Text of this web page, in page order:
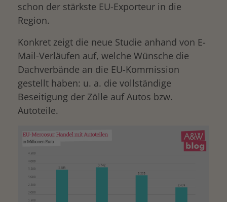
schon der stärkste EU-Exporteur in die
Region.
Konkret zeigt die neue Studie anhand von E-
Mail-Verläufen auf, welche Wünsche die
Dachverbände an die EU-Kommission
gestellt haben: u. a. die vollständige
Beseitigung der Zölle auf Autos bzw.
Autoteile.